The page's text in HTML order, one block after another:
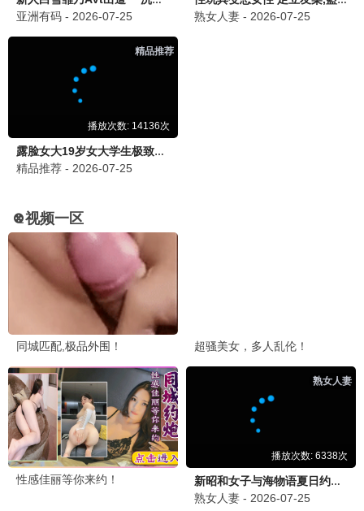
维和防暴队
2026 / 动作 / 维和
2026 / 动作 / 励志
热门电视剧